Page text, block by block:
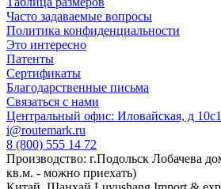
Часто задаваемые вопросы
Политика конфиденциальности
Это интересно
Патенты
Сертификаты
Благодарственные письма
Связаться с нами
Центральный офис: Иловайская, д 10с1
i@routemark.ru
8 (800) 555 14 72
Производство: г.Подольск Лобачева
кв.м. - можно приехать)